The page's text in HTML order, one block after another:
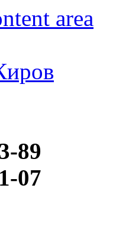
area
89
07